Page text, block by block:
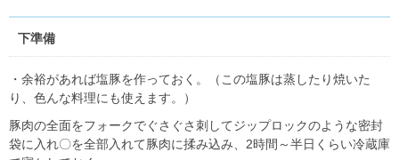
下準備
・余裕があれば塩豚を作っておく。（この塩豚は蒸したり焼いた
り、色んな料理にも使えます。）
豚肉の全面をフォークでぐさぐさ刺してジップロックのような密封
袋に入れ〇を全部入れて豚肉に揉み込み、2時間～半日くらい冷蔵庫